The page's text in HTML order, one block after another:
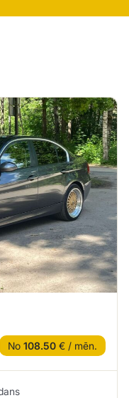
No 108.50 € / mēn.